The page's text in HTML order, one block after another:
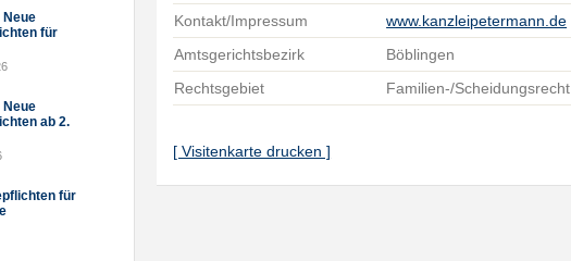
Neue
für
Neue
ab 2.
für
Kontakt/Impressum
www.kanzleipetermann.de
Amtsgerichtsbezirk
Böblingen
Rechtsgebiet
Familien-/Scheidungsrecht
[ Visitenkarte drucken ]